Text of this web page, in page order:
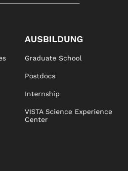
AUSBILDUNG
Graduate School
Postdocs
Internship
VISTA Science Experience
Center